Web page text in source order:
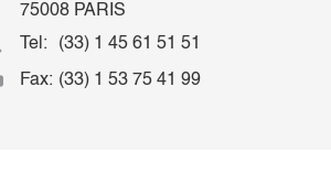
75008 PARIS
Tel:
(33) 1 45 61 51 51
Fax: (33) 1 53 75 41 99